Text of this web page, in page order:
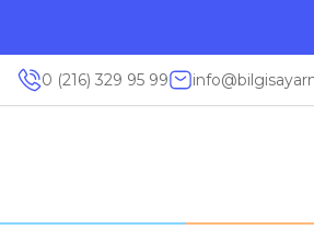
0 (216) 329 95 99